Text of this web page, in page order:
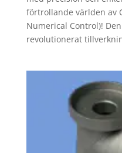
förtrollande världen av
Numerical Control)!
revolutionerat